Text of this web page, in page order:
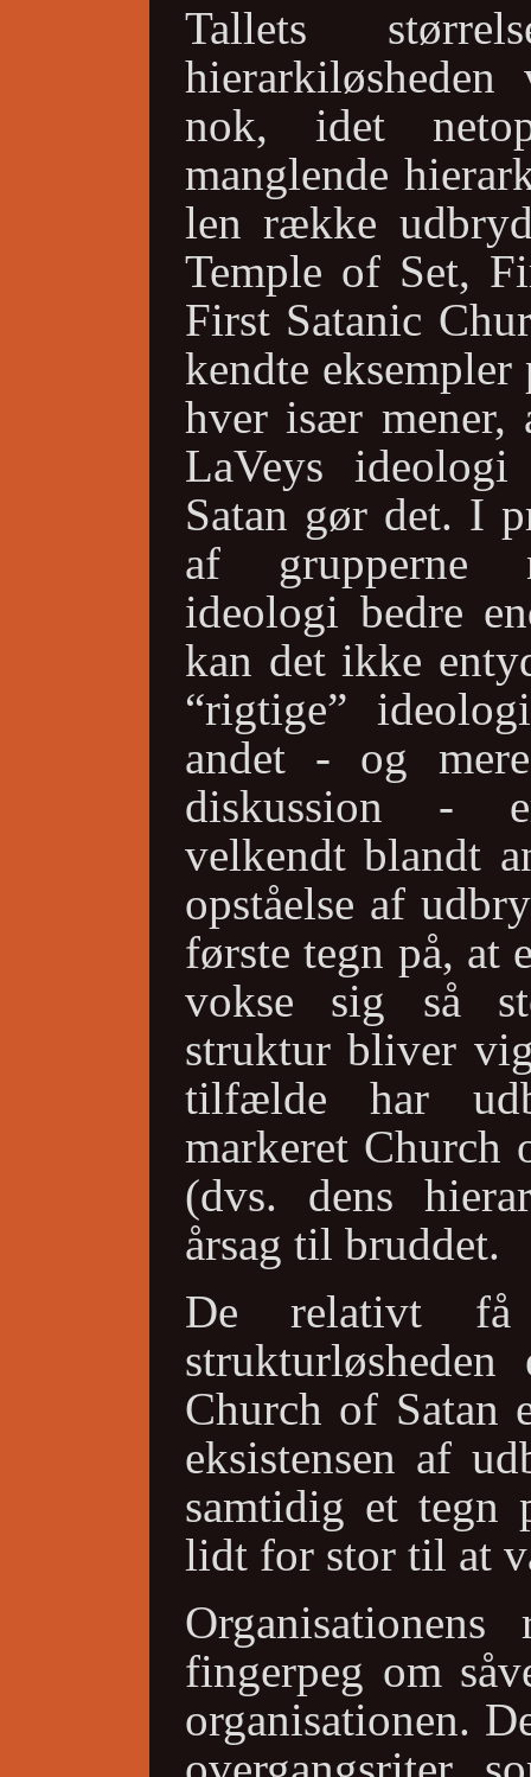
Tallets
nok, idet
manglende
len række
Temple of Set,
First Satanic
kendte
hver især mener,
LaVeys
Satan gør det. I
af grupperne
ideologi bedre
kan det ikke
“rigtige”
andet - og
diskussion -
velkendt blandt
opståelse af
første tegn på, at
vokse sig så
struktur bliver
tilfælde har
markeret Church
(dvs. dens
årsag til bruddet.
De relativt få
Church of Satan
eksistensen af
samtidig et tegn
lidt for stor til at
fingerpeg om
organisationen.